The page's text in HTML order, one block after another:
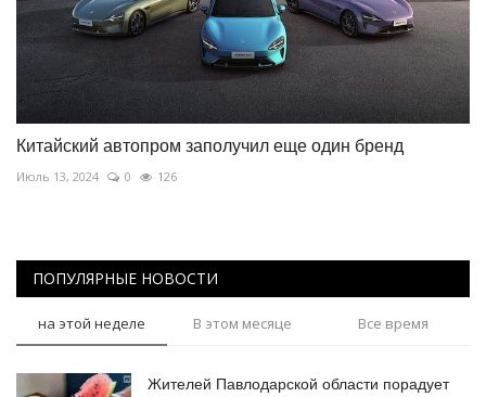
Китайский автопром заполучил еще один бренд
Июль 13, 2024 0 126
ПОПУЛЯРНЫЕ НОВОСТИ
на этой неделе В этом месяце Все время
Жителей Павлодарской области порадует